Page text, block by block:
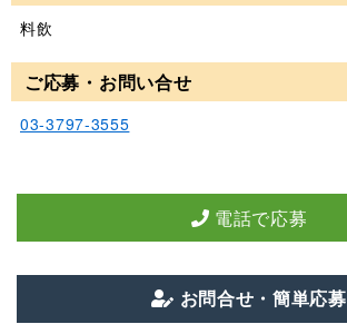
料飲
ご応募・お問い合せ
03-3797-3555
電話で応募
お問合せ・簡単応募